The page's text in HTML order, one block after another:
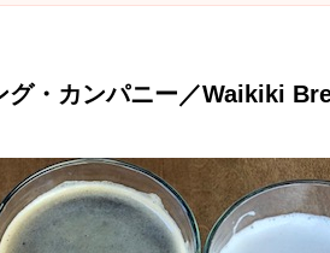
グ・カンパニー／Waikiki